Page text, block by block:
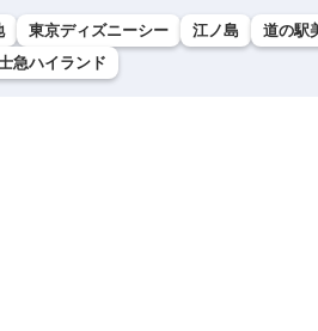
東京ディズニーシー 江ノ島
道の駅
急ハイランド